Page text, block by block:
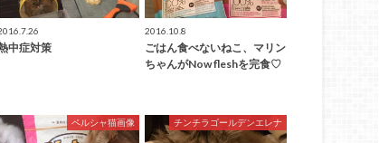
中症対策
2016.10.8
ごはん食べないねこ、マリン
ちゃんがNow fleshを完食♡
ペルシャ猫画像 チンチラゴールデンエレナ